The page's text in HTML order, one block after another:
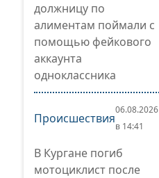
должницу по
алиментам поймали с
помощью фейкового
аккаунта
одноклассника
Происшествия
06.08.2026
в 14:41
В Кургане погиб
мотоциклист после